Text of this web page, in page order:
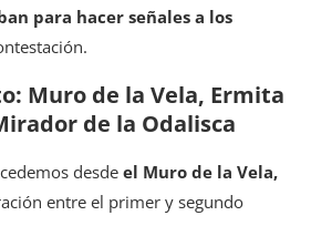
para hacer señales a los
Muro de la Vela, Ermita
de la Odalisca
desde el Muro de la Vela,
entre el primer y segundo